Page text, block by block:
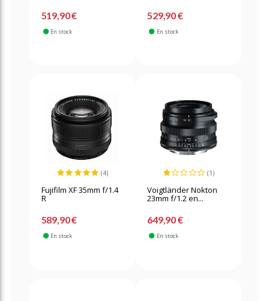
519,90 €
En stock
529,90 €
En stock
(4)
Fujifilm XF 35mm f/1.4
R
589,90 €
En stock
(1)
Voigtländer Nokton
23mm f/1.2 en...
649,90 €
En stock